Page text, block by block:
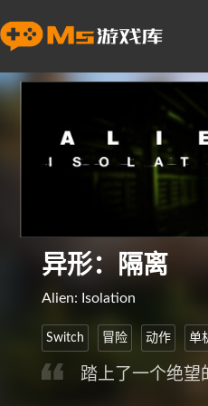
异形：隔离
Alien: Isolation
Switch 冒险 动作 单
踏上了一个绝望